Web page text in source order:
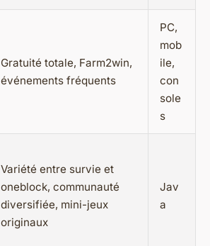
Gratuité totale, Farm2win,
événements fréquents
PC,
mob
ile,
con
sole
s
Variété entre survie et
oneblock, communauté
diversifiée, mini-jeux
originaux
Jav
a